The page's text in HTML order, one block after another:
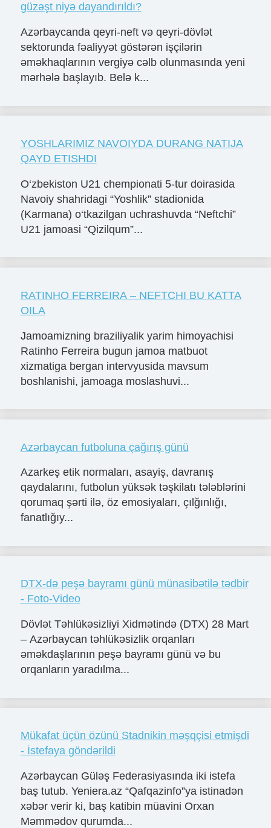
güzəşt niyə dayandırıldı?
Azərbaycanda qeyri-neft və qeyri-dövlət
sektorunda fəaliyyət göstərən işçilərin
əməkhaqlarının vergiyə cəlb olunmasında yeni
mərhələ başlayıb. Belə k...
YOSHLARIMIZ NAVOIYDA DURANG NATIJA
QAYD ETISHDI
O‘zbekiston U21 chempionati 5-tur doirasida
Navoiy shahridagi “Yoshlik” stadionida
(Karmana) o‘tkazilgan uchrashuvda “Neftchi”
U21 jamoasi “Qizilqum”...
RATINHO FERREIRA – NEFTCHI BU KATTA
OILA
Jamoamizning braziliyalik yarim himoyachisi
Ratinho Ferreira bugun jamoa matbuot
xizmatiga bergan intervyusida mavsum
boshlanishi, jamoaga moslashuvi...
Azərbaycan futboluna çağırış günü
Azarkeş etik normaları, asayiş, davranış
qaydalarını, futbolun yüksək təşkilatı tələblərini
qorumaq şərti ilə, öz emosiyaları, çılğınlığı,
fanatlığıy...
DTX-də peşə bayramı günü münasibətilə tədbir
- Foto-Video
Dövlət Təhlükəsizliyi Xidmətində (DTX) 28 Mart
– Azərbaycan təhlükəsizlik orqanları
əməkdaşlarının peşə bayramı günü və bu
orqanların yaradılma...
Mükafat üçün özünü Stadnikin məşqçisi etmişdi
- İstefaya göndərildi
Azərbaycan Güləş Federasiyasında iki istefa
baş tutub. Yeniera.az “Qafqazinfo”ya istinadən
xəbər verir ki, baş katibin müavini Orxan
Məmmədov qurumda...